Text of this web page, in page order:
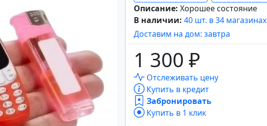
Описание: Хорошее состояние
В наличии: 40 шт. в 34 магазинах
Доставим на дом: завтра
1 300 ₽
Отслеживать цену
Купить в кредит
Забронировать
Купить в 1 клик